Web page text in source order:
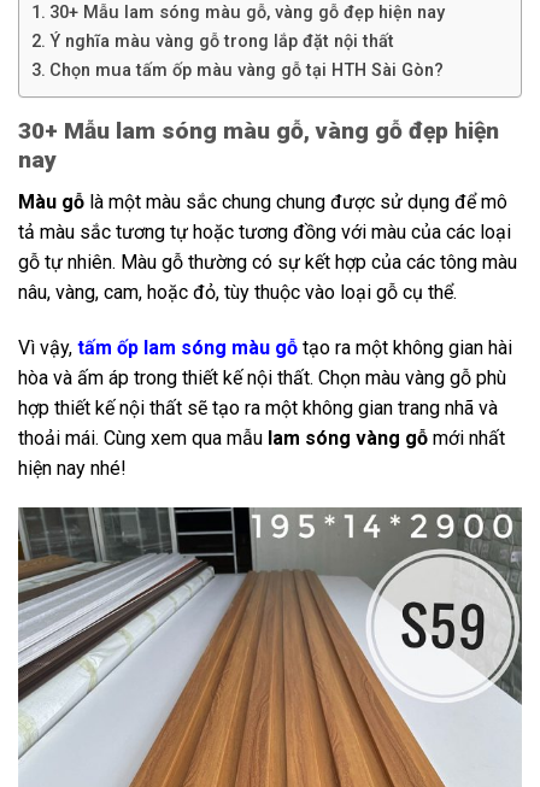
30+ Mẫu lam sóng màu gỗ, vàng gỗ đẹp hiện nay
Ý nghĩa màu vàng gỗ trong lắp đặt nội thất
Chọn mua tấm ốp màu vàng gỗ tại HTH Sài Gòn?
30+ Mẫu lam sóng màu gỗ, vàng gỗ đẹp hiện
nay
Màu gỗ là một màu sắc chung chung được sử dụng để mô
tả màu sắc tương tự hoặc tương đồng với màu của các loại
gỗ tự nhiên. Màu gỗ thường có sự kết hợp của các tông màu
nâu, vàng, cam, hoặc đỏ, tùy thuộc vào loại gỗ cụ thể.
Vì vậy, tấm ốp lam sóng màu gỗ tạo ra một không gian hài
hòa và ấm áp trong thiết kế nội thất. Chọn màu vàng gỗ phù
hợp thiết kế nội thất sẽ tạo ra một không gian trang nhã và
thoải mái. Cùng xem qua mẫu lam sóng vàng gỗ mới nhất
hiện nay nhé!